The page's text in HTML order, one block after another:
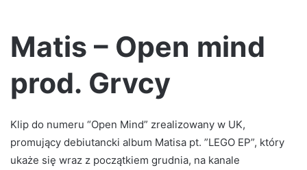
Matis – Open mind
prod. Grvcy
Klip do numeru “Open Mind” zrealizowany w UK,
promujący debiutancki album Matisa pt. ”LEGO EP”, który
ukaże się wraz z początkiem grudnia, na kanale